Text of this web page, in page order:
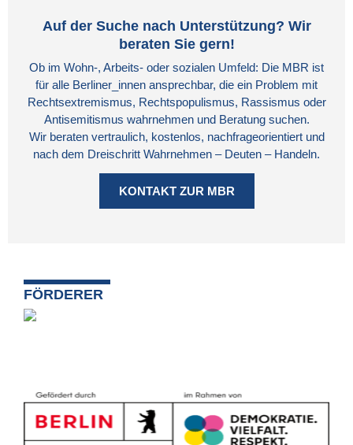
Auf der Suche nach Unterstützung? Wir
beraten Sie gern!
Ob im Wohn-, Arbeits- oder sozialen Umfeld: Die MBR ist
für alle Berliner_innen ansprechbar, die ein Problem mit
Rechtsextremismus, Rechtspopulismus, Rassismus oder
Antisemitismus wahrnehmen und Beratung suchen.
Wir beraten vertraulich, kostenlos, nachfrageorientiert und
nach dem Dreischritt Wahrnehmen – Deuten – Handeln.
KONTAKT ZUR MBR
FÖRDERER